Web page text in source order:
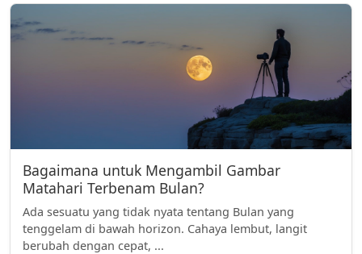
Bagaimana untuk Mengambil Gambar
Matahari Terbenam Bulan?
Ada sesuatu yang tidak nyata tentang Bulan yang
tenggelam di bawah horizon. Cahaya lembut, langit
berubah dengan cepat, ...